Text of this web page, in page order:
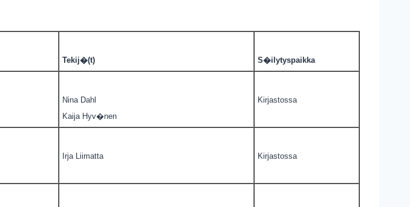
Tekij�(t) S�ilytyspaikka
Nina Dahl
Kaija Hyv�nen
Kirjastossa
Irja Liimatta Kirjastossa